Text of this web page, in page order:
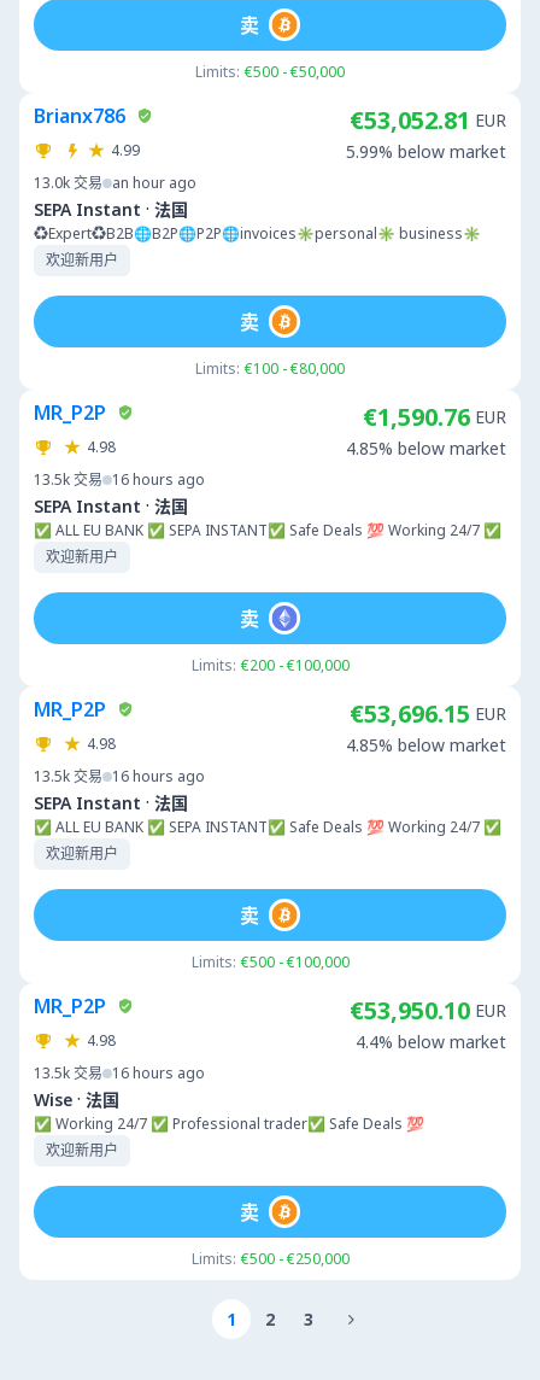
Limits: €500 - €50,000
卖
Brianx786
4.99
13.0k交易 an hour ago
SEPA Instant · 法国
♻️Expert♻️B2B🌐B2P🌐P2P🌐invoices✳️personal✳️ business✳️
欢迎新用户
€53,052.81 EUR
5.99% below market
Limits: €100 - €80,000
卖
MR_P2P
4.98
13.5k交易 16 hours ago
SEPA Instant · 法国
✅ ALL EU BANK ✅ SEPA INSTANT✅ Safe Deals 💯 Working 24/7 ✅
欢迎新用户
€1,590.76 EUR
4.85% below market
Limits: €200 - €100,000
卖
MR_P2P
4.98
13.5k交易 16 hours ago
SEPA Instant · 法国
✅ ALL EU BANK ✅ SEPA INSTANT✅ Safe Deals 💯 Working 24/7 ✅
欢迎新用户
€53,696.15 EUR
4.85% below market
Limits: €500 - €100,000
卖
MR_P2P
4.98
13.5k交易 16 hours ago
Wise · 法国
✅ Working 24/7 ✅ Professional trader✅ Safe Deals 💯
欢迎新用户
€53,950.10 EUR
4.4% below market
Limits: €500 - €250,000
卖
1 2 3 